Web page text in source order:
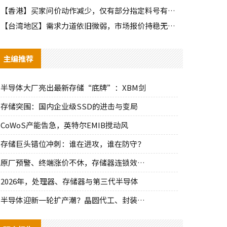
【香港】买家问价动作减少，仅有部分指定料号有零星询单动作
【台湾地区】需求力道依旧微弱，市场报价持稳无明显波动
主编推荐
半导体大厂亮出最新存储“底牌”：XBM剑
存储突围：国内企业级SSD的进击与变局
CoWoS产能告急，英特尔EMIB搅动风
存储巨头错位冲刺：谁在进攻，谁在防守？
原厂预警、终端涨价不休，存储器连锁效应持
2026年，处理器、存储器与第三代半导体
半导体迎新一轮扩产潮？晶圆代工、封装、光